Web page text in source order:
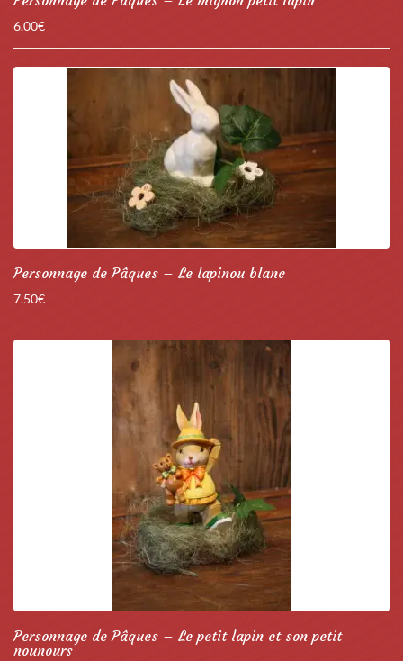
6.00€
Personnage de Pâques – Le lapinou blanc
7.50€
Personnage de Pâques – Le petit lapin et son petit
nounours